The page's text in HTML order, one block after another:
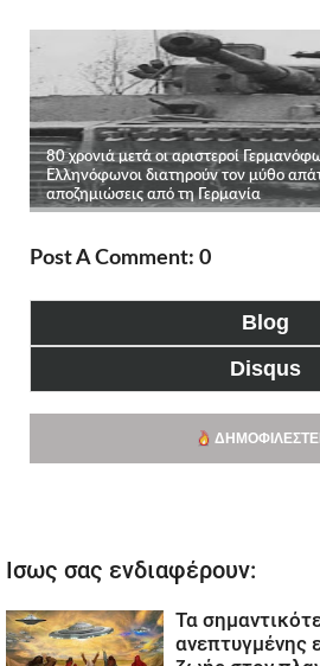
Post A Comment: 0
Blog
Disqus